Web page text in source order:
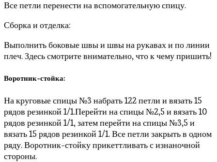
Все петли перенести на вспомогательную спицу.
Сборка и отделка:
Выполнить боковые швы и швы на рукавах и по линии
плеч. Здесь смотрите внимательно, что к чему пришить!
Воротник-стойка:
На круговые спицы №3 набрать 122 петли и вязать 15
рядов резинкой 1/1.Перейти на спицы №2,5 и вязать 10
рядов резинкой 1/1, затем перейти на спицы №3,5 и
вязать 15 рядов резинкой 1/1. Все петли закрыть в одном
ряду. Воротник-стойку прикеттливать с изнаночной
стороны.